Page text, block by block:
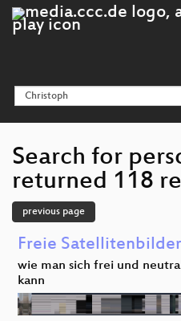
Search for
returned 118
previous page
Freie
wie man sich frei und
kann